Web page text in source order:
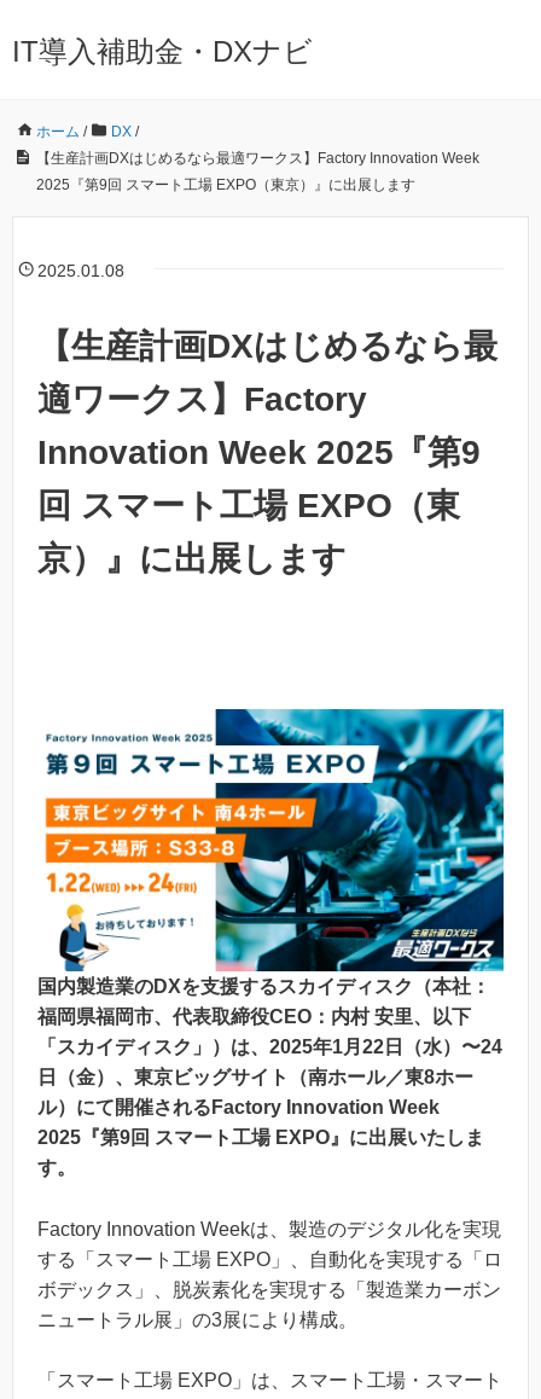
IT導入補助金・DXナビ
ホーム / DX /
【生産計画DXはじめるなら最適ワークス】Factory Innovation Week
2025『第9回 スマート工場 EXPO（東京）』に出展します
2025.01.08
【生産計画DXはじめるなら最
適ワークス】Factory
Innovation Week 2025『第9
回 スマート工場 EXPO（東
京）』に出展します
国内製造業のDXを支援するスカイディスク（本社：
福岡県福岡市、代表取締役CEO：内村 安里、以下
「スカイディスク」）は、2025年1月22日（水）〜24
日（金）、東京ビッグサイト（南ホール／東8ホー
ル）にて開催されるFactory Innovation Week
2025『第9回 スマート工場 EXPO』に出展いたしま
す。
Factory Innovation Weekは、製造のデジタル化を実現
する「スマート工場 EXPO」、自動化を実現する「ロ
ボデックス」、脱炭素化を実現する「製造業カーボン
ニュートラル展」の3展により構成。
「スマート工場 EXPO」は、スマート工場・スマート